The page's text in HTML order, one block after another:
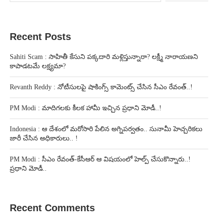
Recent Posts
Sahiti Scam : సాహితీ కేసుని పక్కదారి మళ్లిస్తున్నారా? లక్ష్మీ నారాయణని
కాపాడటమే లక్ష్యమా?
Revanth Reddy : నోటీసులపై షాకింగ్స్ కామెంట్స్ చేసిన సీఎం రేవంత్..!
PM Modi : మాదిగలకు కీలక హామీ ఇచ్చిన ప్రధాని మోడీ..!
Indonesia : ఆ దేశంలో మరోసారి పేలిన అగ్నిపర్వతం.. సునామీ హెచ్చరికలు
జారీ చేసిన అధికారులు.. !
PM Modi : సీఎం రేవంత్-కేసీఆర్ ఆ విషయంలో హెల్ప్ చేసుకొన్నారు..!
ప్రధాని మోడీ..
Recent Comments